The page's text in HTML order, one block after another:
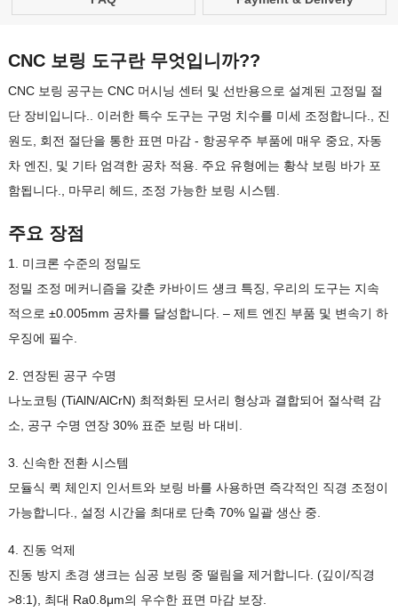
CNC 보링 도구란 무엇입니까??
CNC 보링 공구는 CNC 머시닝 센터 및 선반용으로 설계된 고정밀 절
단 장비입니다.. 이러한 특수 도구는 구멍 치수를 미세 조정합니다., 진
원도, 회전 절단을 통한 표면 마감 - 항공우주 부품에 매우 중요, 자동
차 엔진, 및 기타 엄격한 공차 적용. 주요 유형에는 황삭 보링 바가 포
함됩니다., 마무리 헤드, 조정 가능한 보링 시스템.
주요 장점
1. 미크론 수준의 정밀도
정밀 조정 메커니즘을 갖춘 카바이드 섕크 특징, 우리의 도구는 지속
적으로 ±0.005mm 공차를 달성합니다. – 제트 엔진 부품 및 변속기 하
우징에 필수.
2. 연장된 공구 수명
나노코팅 (TiAlN/AlCrN) 최적화된 모서리 형상과 결합되어 절삭력 감
소, 공구 수명 연장 30% 표준 보링 바 대비.
3. 신속한 전환 시스템
모듈식 퀵 체인지 인서트와 보링 바를 사용하면 즉각적인 직경 조정이
가능합니다., 설정 시간을 최대로 단축 70% 일괄 생산 중.
4. 진동 억제
진동 방지 초경 섕크는 심공 보링 중 떨림을 제거합니다. (깊이/직경
>8:1), 최대 Ra0.8μm의 우수한 표면 마감 보장.